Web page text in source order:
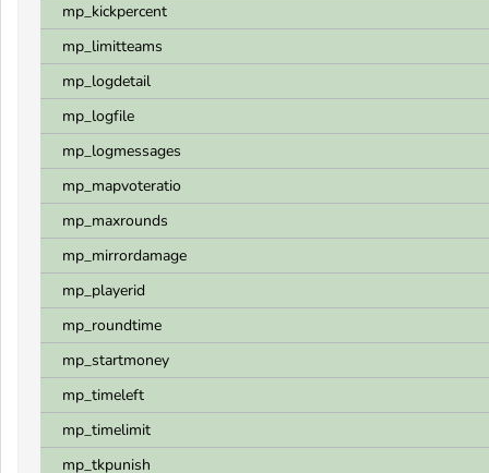
mp_kickpercent
mp_limitteams
mp_logdetail
mp_logfile
mp_logmessages
mp_mapvoteratio
mp_maxrounds
mp_mirrordamage
mp_playerid
mp_roundtime
mp_startmoney
mp_timeleft
mp_timelimit
mp_tkpunish